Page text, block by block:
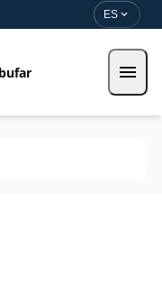
ES expand_more
menu